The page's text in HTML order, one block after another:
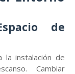
de
la instalación de
Cambiar